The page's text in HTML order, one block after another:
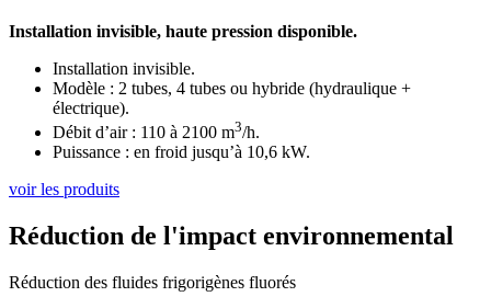
Installation invisible, haute pression disponible.
Installation invisible.
Modèle : 2 tubes, 4 tubes ou hybride (hydraulique +
électrique).
Débit d’air : 110 à 2100 m3/h.
Puissance : en froid jusqu’à 10,6 kW.
voir les produits
Réduction de l'impact environnemental
Réduction des fluides frigorigènes fluorés